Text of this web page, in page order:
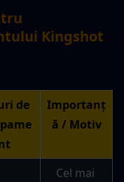
Kingshot
de
Importanț
ă / Motiv
Cel mai